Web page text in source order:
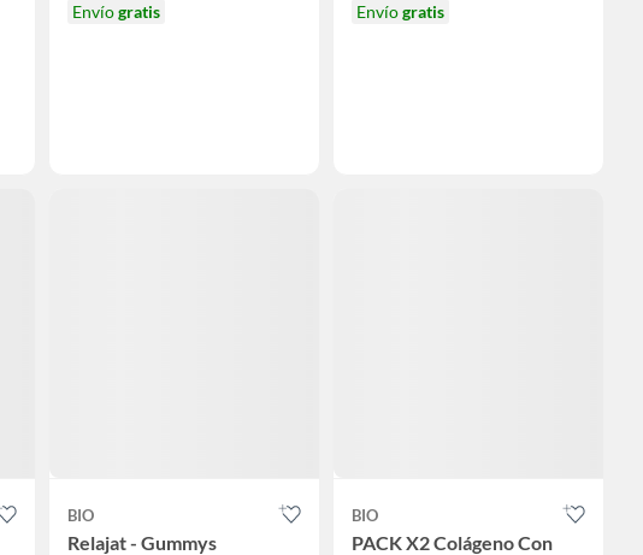
Envíogratis
Envíogratis
BIO
Relajat - Gummys
BIO
PACK X2 Colágeno Con